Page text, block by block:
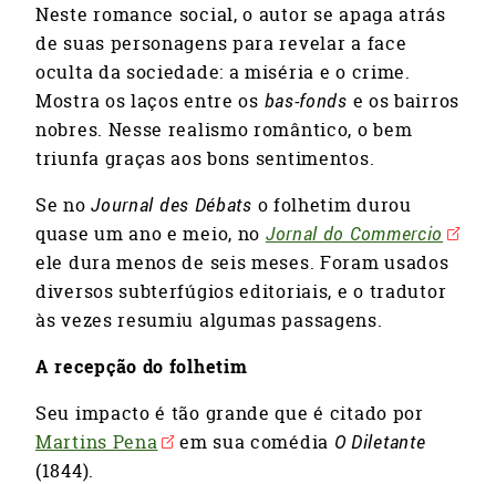
Neste romance social, o autor se apaga atrás
de suas personagens para revelar a face
oculta da sociedade: a miséria e o crime.
Mostra os laços entre os bas-fonds e os bairros
nobres. Nesse realismo romântico, o bem
triunfa graças aos bons sentimentos.
Se noJournal des Débats o folhetim durou
quase um ano e meio, no Jornal do Commercio
ele dura menos de seis meses. Foram usados
diversos subterfúgios editoriais, e o tradutor
às vezes resumiu algumas passagens.
A recepção do folhetim
Seu impacto é tão grande que é citado por
Martins Pena
em sua comédia O Diletante
(1844).